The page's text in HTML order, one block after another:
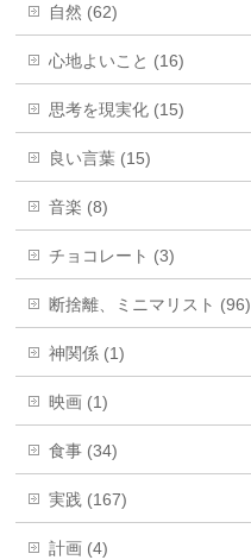
自然 (62)
心地よいこと (16)
思考を現実化 (15)
良い言葉 (15)
音楽 (8)
チョコレート (3)
断捨離、ミニマリスト (96)
神関係 (1)
映画 (1)
食事 (34)
実践 (167)
計画 (4)